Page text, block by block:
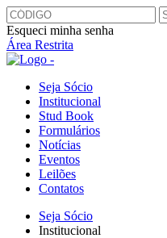
Esqueci minha senha
Área Restrita
Seja Sócio
Institucional
Stud Book
Formulários
Notícias
Eventos
Leilões
Contatos
Seja Sócio
Institucional